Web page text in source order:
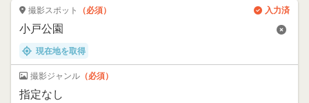
撮影スポット （必須） 入力済
現在地を取得
撮影ジャンル （必須）